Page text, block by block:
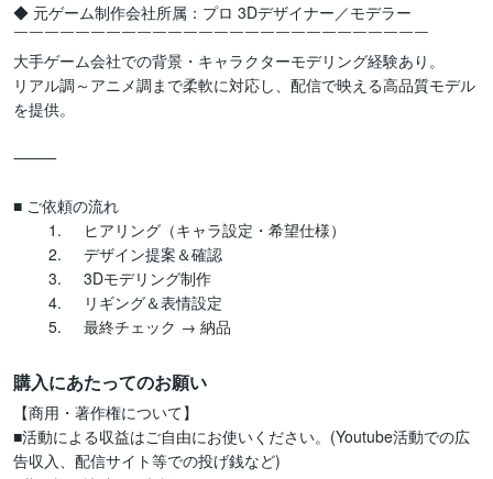
◆ 元ゲーム制作会社所属：プロ 3Dデザイナー／モデラー
￣￣￣￣￣￣￣￣￣￣￣￣￣￣￣￣￣￣￣￣￣￣￣￣￣￣￣
大手ゲーム会社での背景・キャラクターモデリング経験あり。
リアル調～アニメ調まで柔軟に対応し、配信で映える高品質モデル
を提供。
⸻
■ ご依頼の流れ
	5.	最終チェック → 納品
購入にあたってのお願い
【商用・著作権について】
■活動による収益はご自由にお使いください。(Youtube活動での広
告収入、配信サイト等での投げ銭など)